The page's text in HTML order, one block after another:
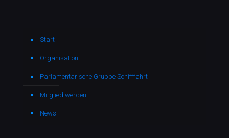
Start
Organisation
Parlamentarische Gruppe Schifffahrt
Mitglied werden
News